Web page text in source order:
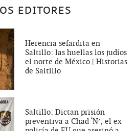
EDITORES
Herencia sefardita en
Saltillo: las huellas los judíos
el norte de México | Historias
de Saltillo
Saltillo: Dictan prisión
preventiva a Chad ‘N’; el ex